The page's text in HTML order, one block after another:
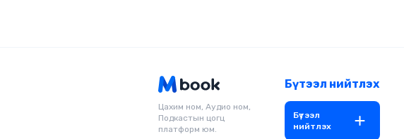
Цахим ном, Аудио ном,
Подкастын цогц
платформ юм.
Бүтээл нийтлэх
Бүтээл
нийтлэх